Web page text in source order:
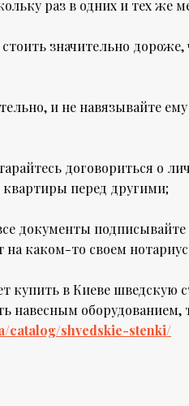
раз в одних и тех же
значительно
и не навязывайте
договориться о
перед другими;
документы подписывайте
каком-то своем
купить в Киеве шведскую
навесным
catalog/shvedskie-stenki/